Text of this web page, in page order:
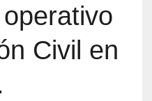
Civil en